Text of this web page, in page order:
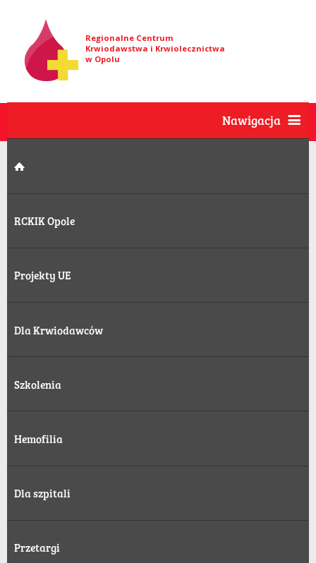
Regionalne Centrum
Krwiodawstwa i Krwiolecznictwa
w Opolu
Nawigacja
RCKIK Opole
Projekty UE
Dla Krwiodawców
Szkolenia
Hemofilia
Dla szpitali
Przetargi